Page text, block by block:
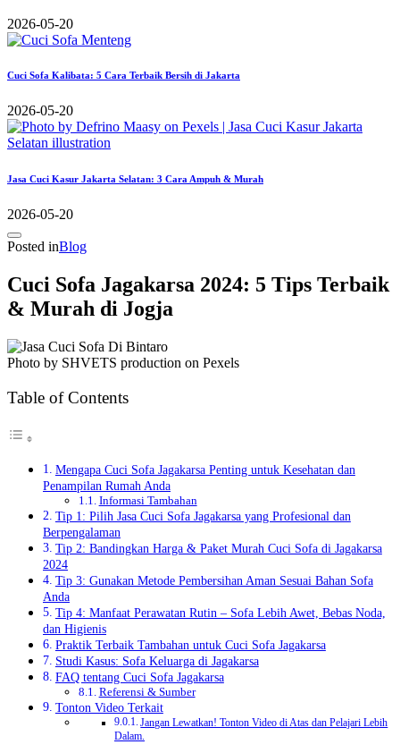
2026-05-20
Cuci Sofa Kalibata: 5 Cara Terbaik Bersih di Jakarta
2026-05-20
Jasa Cuci Kasur Jakarta Selatan: 3 Cara Ampuh & Murah
2026-05-20
Posted inBlog
Cuci Sofa Jagakarsa 2024: 5 Tips Terbaik
& Murah di Jogja
Photo by SHVETS production on Pexels
Table of Contents
Mengapa Cuci Sofa Jagakarsa Penting untuk Kesehatan dan
Penampilan Rumah Anda
Informasi Tambahan
Tip 1: Pilih Jasa Cuci Sofa Jagakarsa yang Profesional dan
Berpengalaman
Tip 2: Bandingkan Harga & Paket Murah Cuci Sofa di Jagakarsa
2024
Tip 3: Gunakan Metode Pembersihan Aman Sesuai Bahan Sofa
Anda
Tip 4: Manfaat Perawatan Rutin – Sofa Lebih Awet, Bebas Noda,
dan Higienis
Praktik Terbaik Tambahan untuk Cuci Sofa Jagakarsa
Studi Kasus: Sofa Keluarga di Jagakarsa
FAQ tentang Cuci Sofa Jagakarsa
Referensi & Sumber
Tonton Video Terkait
Jangan Lewatkan! Tonton Video di Atas dan Pelajari Lebih
Dalam.